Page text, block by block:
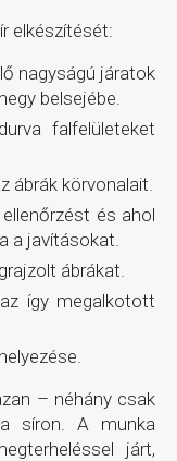
elkészítését:
nagyságú járatok
belsejébe.
falfelületeket
ábrák körvonalait.
és ahol
a javításokat.
ábrákat.
így megalkotott
– néhány csak
síron. A munka
járt,